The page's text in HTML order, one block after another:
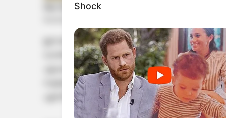
ഈ മാസം 15 ന് കച്ചവടത്തിനായി കാറിൽ
ഡാൻസാഫ് ടീമും പന്തളം പോലീസും
എംഡിഎംഎ പിടിച്ചെടുത്ത രണ്ടാമത്തെ
സ്വദേശി തറയിൽ വീട്ടിൽ ഷംനാദ്, അടൂർ
എന്നിവരെ പോലീസ് അറസ്റ്റ് ചെയ്ത് റിമാൻഡ്
Shock